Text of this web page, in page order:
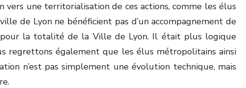
une territorialisation de ces actions, comme les élus
de Lyon ne bénéficient pas d’un accompagnement de
la totalité de la Ville de Lyon. Il était plus logique
regrettons également que les élus métropolitains ainsi
n’est pas simplement une évolution technique, mais